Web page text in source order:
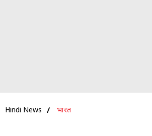
Hindi News भारत